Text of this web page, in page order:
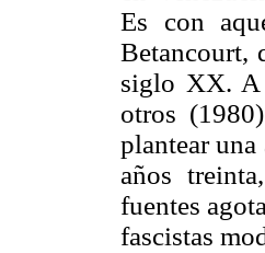
Es con
Betancourt,
siglo XX. A
otros
plantear
años
fuentes
fascistas